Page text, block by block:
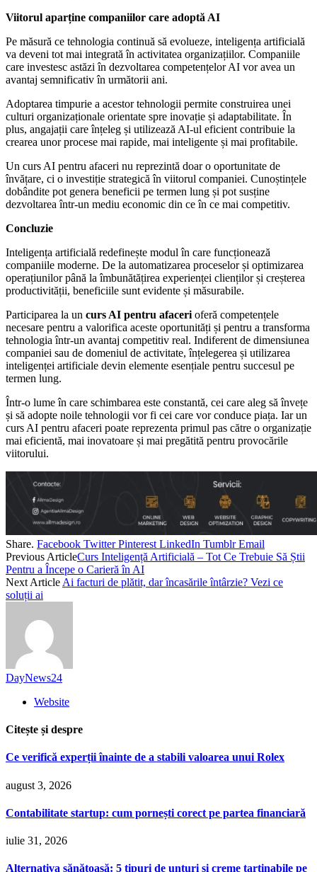
Viitorul aparține companiilor care adoptă AI
Pe măsură ce tehnologia continuă să evolueze, inteligența artificială
va deveni tot mai integrată în activitatea organizațiilor. Companiile
care investesc astăzi în dezvoltarea competențelor AI vor avea un
avantaj semnificativ în următorii ani.
Adoptarea timpurie a acestor tehnologii permite construirea unei
culturi organizaționale orientate spre inovație și adaptabilitate. În
plus, angajații care înțeleg și utilizează AI-ul eficient contribuie la
crearea unor procese mai rapide, mai inteligente și mai profitabile.
Un curs AI pentru afaceri nu reprezintă doar o oportunitate de
învățare, ci o investiție strategică în viitorul companiei. Cunoștințele
dobândite pot genera beneficii pe termen lung și pot susține
dezvoltarea într-un mediu economic din ce în ce mai competitiv.
Concluzie
Inteligența artificială redefinește modul în care funcționează
companiile moderne. De la automatizarea proceselor și optimizarea
operațiunilor până la îmbunătățirea experienței clienților și creșterea
productivității, beneficiile sunt evidente și măsurabile.
Participarea la un curs AI pentru afaceri oferă competențele
necesare pentru a valorifica aceste oportunități și pentru a transforma
tehnologia într-un avantaj competitiv real. Indiferent de dimensiunea
companiei sau de domeniul de activitate, înțelegerea și utilizarea
inteligenței artificiale devin elemente esențiale pentru succesul pe
termen lung.
Într-o lume în care schimbarea este constantă, cei care aleg să învețe
și să adopte noile tehnologii vor fi cei care vor conduce piața. Iar un
curs AI pentru afaceri poate reprezenta primul pas către o organizație
mai eficientă, mai inovatoare și mai pregătită pentru provocările
viitorului.
Share. Facebook Twitter Pinterest LinkedIn Tumblr Email
Previous ArticleCurs Inteligență Artificială – Tot Ce Trebuie Să Știi
Pentru a Începe o Carieră în AI
Next Article Ai facturi de plătit, dar încasările întârzie? Vezi ce
soluții ai
DayNews24
Website
Citește și despre
Ce verifică experții înainte de a stabili valoarea unui Rolex
august 3, 2026
Contabilitate startup: cum pornești corect pe partea financiară
iulie 31, 2026
Alternativa sănătoasă: 5 tipuri de unturi și creme tartinabile pe